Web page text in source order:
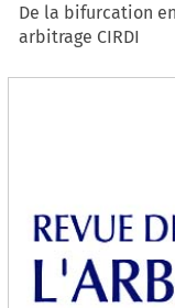
De la bifurcation
arbitrage CIRDI